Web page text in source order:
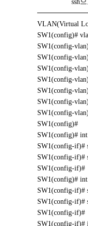
ssh으로
VLAN(Virtual
SW1(config-
SW1(config-
SW1(config-
SW1(config-
SW1(config-
SW1(config-
SW1(config-
SW1(config)#
SW1(config-
SW1(config-if)#
SW1(config-if)#
SW1(config)#
SW1(config-if)#
SW1(config-if)#
SW1(config-if)#
SW1(config-